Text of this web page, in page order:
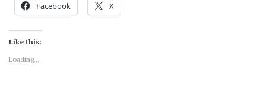
Facebook X
Like this:
Loading...